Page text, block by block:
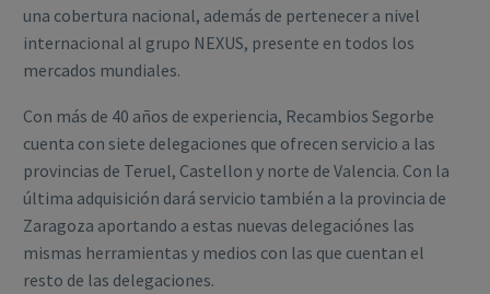
una cobertura nacional, además de pertenecer a nivel
internacional al grupo NEXUS, presente en todos los
mercados mundiales.
Con más de 40 años de experiencia, Recambios Segorbe
cuenta con siete delegaciones que ofrecen servicio a las
provincias de Teruel, Castellon y norte de Valencia. Con la
última adquisición dará servicio también a la provincia de
Zaragoza aportando a estas nuevas delegaciónes las
mismas herramientas y medios con las que cuentan el
resto de las delegaciones.